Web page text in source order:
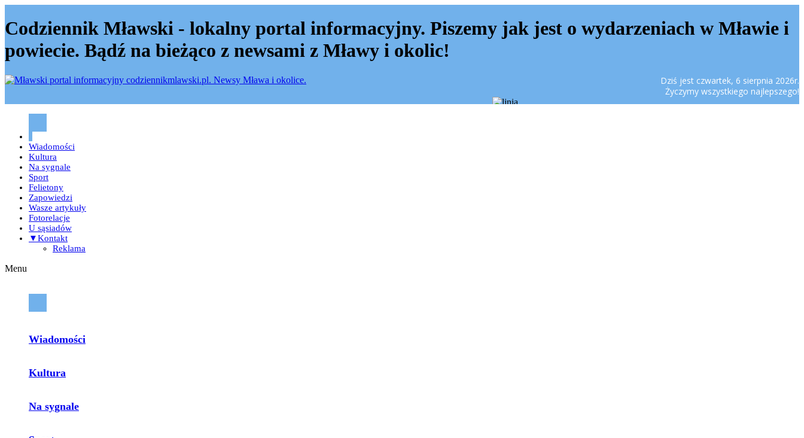
Codziennik Mławski - lokalny portal informacyjny. Piszemy jak jest o wydarzeniach w Mławie i
powiecie. Bądź na bieżąco z newsami z Mławy i okolic!
Dziś jest czwartek, 6 sierpnia 2026r.
Życzymy wszystkiego najlepszego!
Codziennik mławski – Mława
Wiadomości
Kultura
Na sygnale
Sport
Felietony
Zapowiedzi
Wasze artykuły
Fotorelacje
U sąsiadów
▼Kontakt
Reklama
Menu
Wiadomości
Kultura
Na sygnale